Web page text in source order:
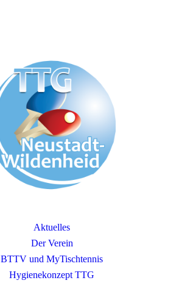
Aktuelles
Der Verein
BTTV und MyTischtennis
Hygienekonzept TTG